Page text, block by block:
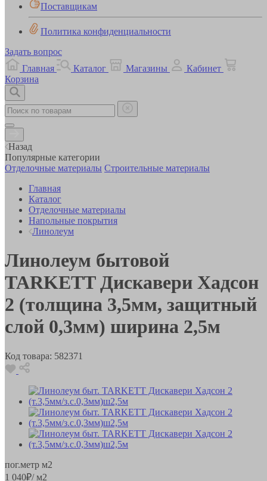
Поставщикам
Политика конфиденциальности
Задать вопрос
Главная
Каталог Магазины
Кабинет
Корзина
Назад
Популярные категории
Отделочные материалы Строительные материалы
Главная
Каталог
Отделочные материалы
Напольные покрытия
Линолеум
Линолеум бытовой
TARKETT Дискавери Хадсон
2 (толщина 3,5мм, защитный
слой 0,3мм) ширина 2,5м
Код товара: 582371
пог.метр м2
1 040₽/ м2